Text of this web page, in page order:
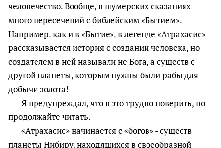
человечество. Вообще, в шумерских сказаниях
много пересечений с библейским «Бытием».
Например, как и в «Бытие», в легенде «Атрахасис»
рассказывается история о создании человека, но
создателем в ней называли не Бога, а существ с
другой планеты, которым нужны были рабы для
добычи золота!
Я предупреждал, что в это трудно поверить, но
продолжайте читать.
«Атрахасис» начинается с «богов» - существ
планеты Нибиру, находящихся в своеобразной